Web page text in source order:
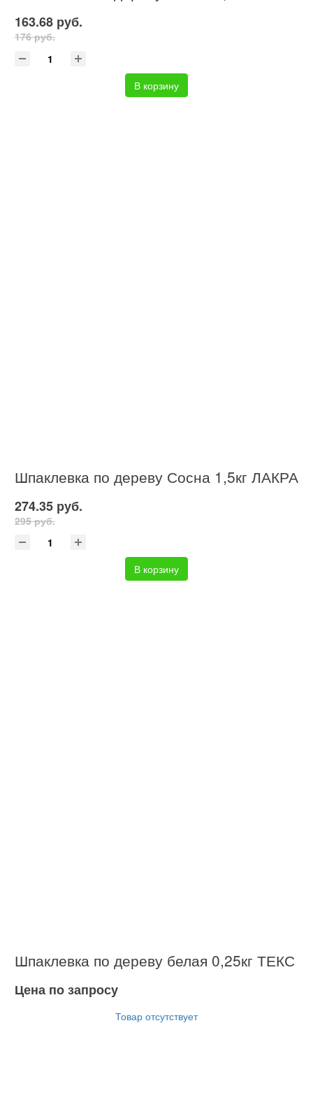
163.68 руб.
176 руб.
В корзину
Шпаклевка по дереву Сосна 1,5кг ЛАКРА
274.35 руб.
295 руб.
В корзину
Шпаклевка по дереву белая 0,25кг ТЕКС
Цена по запросу
Товар отсутствует